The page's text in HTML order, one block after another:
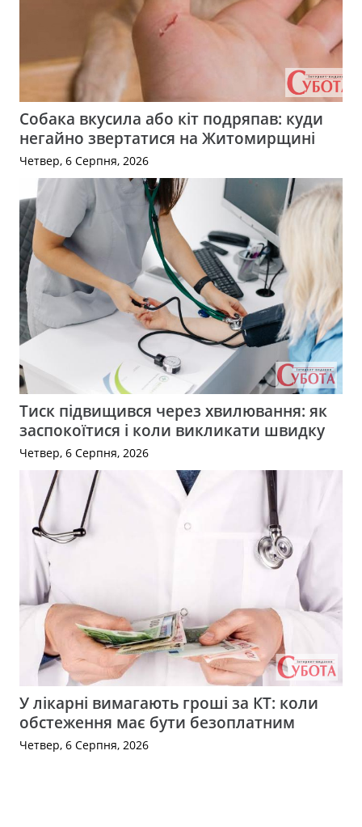
Собака вкусила або кіт подряпав: куди
негайно звертатися на Житомирщині
Четвер, 6 Серпня, 2026
Тиск підвищився через хвилювання: як
заспокоїтися і коли викликати швидку
Четвер, 6 Серпня, 2026
У лікарні вимагають гроші за КТ: коли
обстеження має бути безоплатним
Четвер, 6 Серпня, 2026